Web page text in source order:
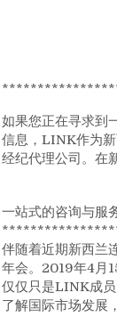
如果您正在寻求到
信息，LINK作为
经纪代理公司。在
一站式的咨询与服
伴随着近期新西兰
年会。2019年4月
仅仅只是LINK成员
了解国际市场发展